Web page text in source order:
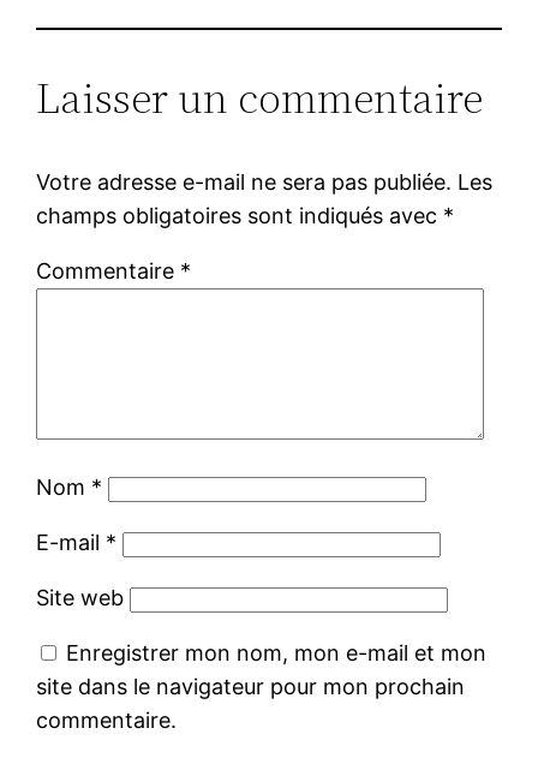
Laisser un commentaire
Votre adresse e-mail ne sera pas publiée. Les
champs obligatoires sont indiqués avec *
Commentaire *
Nom *
E-mail *
Site web
Enregistrer mon nom, mon e-mail et mon
site dans le navigateur pour mon prochain
commentaire.